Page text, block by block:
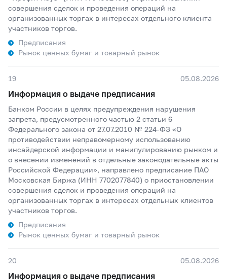
совершения сделок и проведения операций на
организованных торгах в интересах отдельного клиента
участников торгов.
Предписания
Рынок ценных бумаг и товарный рынок
19 05.08.2026
Информация о выдаче предписания
Банком России в целях предупреждения нарушения
запрета, предусмотренного частью 2 статьи 6
Федерального закона от 27.07.2010 № 224-ФЗ «О
противодействии неправомерному использованию
инсайдерской информации и манипулированию рынком и
о внесении изменений в отдельные законодательные акты
Российской Федерации», направлено предписание ПАО
Московская Биржа (ИНН 7702077840) о приостановлении
совершения сделок и проведения операций на
организованных торгах в интересах отдельных клиентов
участников торгов.
Предписания
Рынок ценных бумаг и товарный рынок
20 05.08.2026
Информация о выдаче предписания